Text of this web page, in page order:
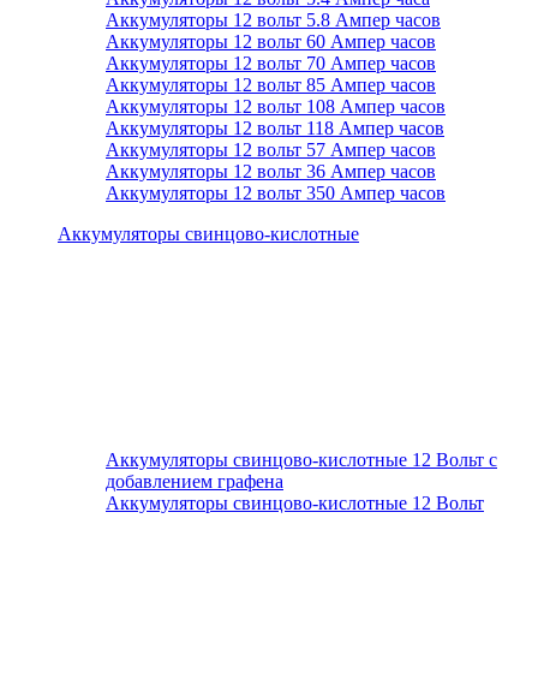
Аккумуляторы 12 вольт 5.8 Ампер часов
Аккумуляторы 12 вольт 60 Ампер часов
Аккумуляторы 12 вольт 70 Ампер часов
Аккумуляторы 12 вольт 85 Ампер часов
Аккумуляторы 12 вольт 108 Ампер часов
Аккумуляторы 12 вольт 118 Ампер часов
Аккумуляторы 12 вольт 57 Ампер часов
Аккумуляторы 12 вольт 36 Ампер часов
Аккумуляторы 12 вольт 350 Ампер часов
Аккумуляторы свинцово-кислотные
Аккумуляторы свинцово-кислотные 12 Вольт с
добавлением графена
Аккумуляторы свинцово-кислотные 12 Вольт